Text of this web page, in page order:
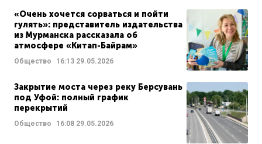
«Очень хочется сорваться и пойти
гулять»: представитель издательства
из Мурманска рассказала об
атмосфере «Китап-Байрам»
Общество 16:13 29.05.2026
Закрытие моста через реку Берсувань
под Уфой: полный график
перекрытий
Общество 16:08 29.05.2026